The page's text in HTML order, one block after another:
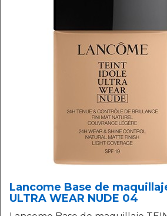
Lancome Base de
ULTRA WEAR NUDE 04